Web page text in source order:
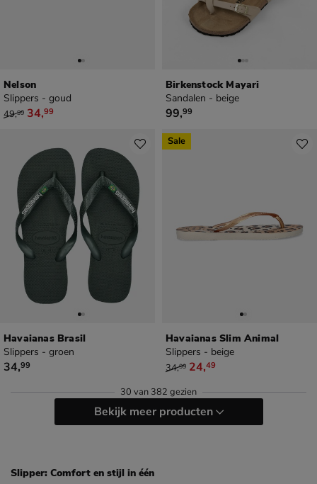
Nelson
Slippers - goud
van € 49,99 voor € 34,99
49,99 34,99
Birkenstock Mayari
Sandalen - beige
€ 99,99
99,99
Havaianas Brasil
Slippers - groen
€ 34,99
34,99
Havaianas Slim Animal
Slippers - beige
van € 34,99 voor € 24,49
34,99 24,49
Sale
30 van 382 gezien
Bekijk meer producten
Slipper: Comfort en stijl in één